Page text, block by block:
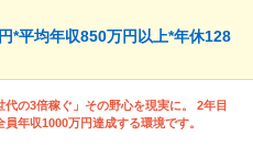
*平均年収850万円以上*年休128
代の3倍稼ぐ」その野心を現実に。 2年目
員年収1000万円達成する環境です。